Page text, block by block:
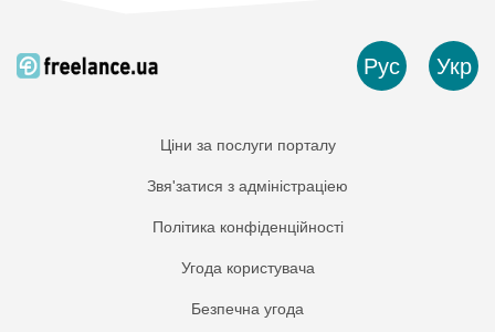
Рус Укр
Ціни за послуги порталу
Звя'затися з адміністраціею
Політика конфіденційності
Угода користувача
Безпечна угода